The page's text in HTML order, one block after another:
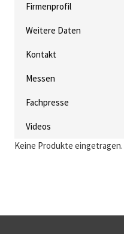
Firmenprofil
Weitere Daten
Kontakt
Messen
Fachpresse
Videos
Keine Produkte eingetragen.